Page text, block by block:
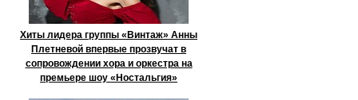
Хиты лидера группы «Винтаж» Анны
Плетневой впервые прозвучат в
сопровождении хора и оркестра на
премьере шоу «Ностальгия»